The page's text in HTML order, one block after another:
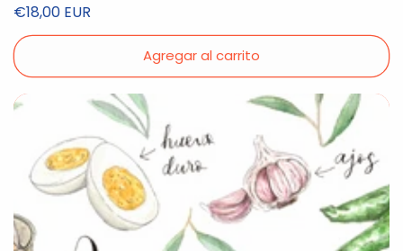
Precio
habitual
€18,00 EUR
Agregar al carrito